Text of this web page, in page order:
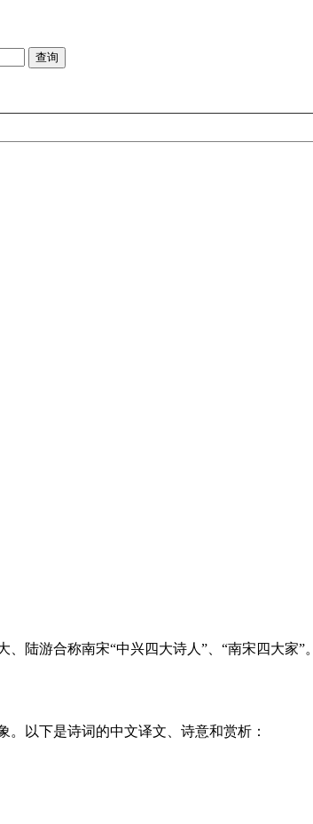
陆游合称南宋“中兴四大诗人”、“南宋四大家”。
以下是诗词的中文译文、诗意和赏析：